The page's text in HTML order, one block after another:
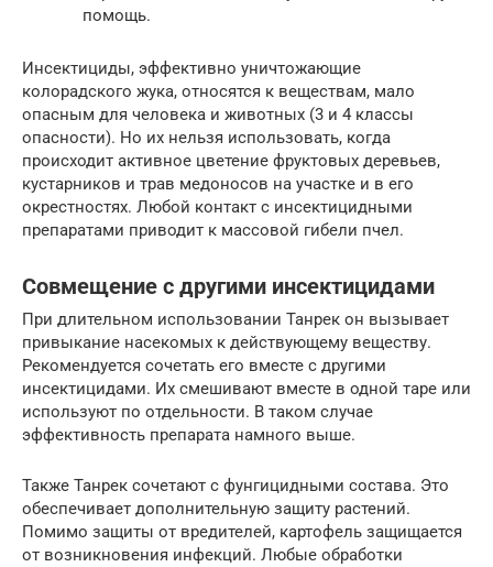
помощь.
Инсектициды, эффективно уничтожающие
колорадского жука, относятся к веществам, мало
опасным для человека и животных (3 и 4 классы
опасности). Но их нельзя использовать, когда
происходит активное цветение фруктовых деревьев,
кустарников и трав медоносов на участке и в его
окрестностях. Любой контакт с инсектицидными
препаратами приводит к массовой гибели пчел.
Совмещение с другими инсектицидами
При длительном использовании Танрек он вызывает
привыкание насекомых к действующему веществу.
Рекомендуется сочетать его вместе с другими
инсектицидами. Их смешивают вместе в одной таре или
используют по отдельности. В таком случае
эффективность препарата намного выше.
Также Танрек сочетают с фунгицидными состава. Это
обеспечивает дополнительную защиту растений.
Помимо защиты от вредителей, картофель защищается
от возникновения инфекций. Любые обработки